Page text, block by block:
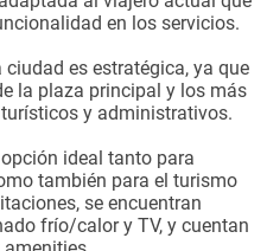
en los servicios.
es estratégica, ya que
la plaza principal y los más
y administrativos.
ideal tanto para
también para el turismo
se encuentran
frío/calor y TV, y cuentan